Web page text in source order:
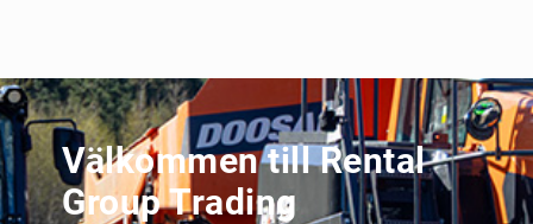
Välkommen till Rental
Group Trading